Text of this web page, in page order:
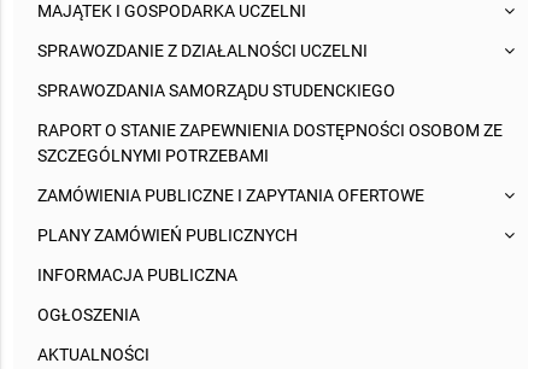
MAJĄTEK I GOSPODARKA UCZELNI
SPRAWOZDANIE Z DZIAŁALNOŚCI UCZELNI
SPRAWOZDANIA SAMORZĄDU STUDENCKIEGO
RAPORT O STANIE ZAPEWNIENIA DOSTĘPNOŚCI OSOBOM ZE
SZCZEGÓLNYMI POTRZEBAMI
ZAMÓWIENIA PUBLICZNE I ZAPYTANIA OFERTOWE
PLANY ZAMÓWIEŃ PUBLICZNYCH
INFORMACJA PUBLICZNA
OGŁOSZENIA
AKTUALNOŚCI